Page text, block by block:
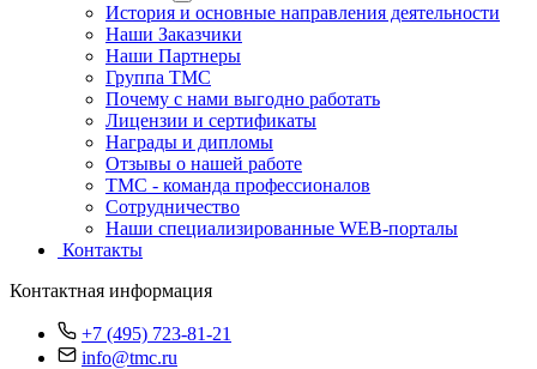
История и основные направления деятельности
Наши Заказчики
Наши Партнеры
Группа ТМС
Почему с нами выгодно работать
Лицензии и сертификаты
Награды и дипломы
Отзывы о нашей работе
TMC - команда профессионалов
Сотрудничество
Наши специализированные WEB-порталы
Контакты
Контактная информация
+7 (495) 723-81-21
info@tmc.ru